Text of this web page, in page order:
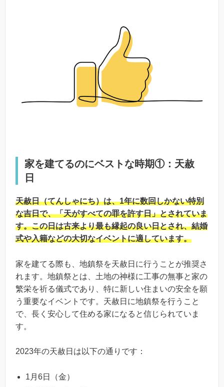
家を建てるのにベストな時期①：天赦
日
天赦日（てんしゃにち）は、1年に数回しかない特別
な吉日で、「天がすべての罪を許す日」とされていま
す。この日は古来より最も縁起の良い日とされ、結婚
式や入籍などの大切なイベントに適しています。
家を建てる際も、地鎮祭を天赦日に行うことが推奨さ
れます。地鎮祭とは、土地の神様に工事の無事と家の
繁栄を祈る儀式であり、特に新しい住まいの安全を願
う重要なイベントです。天赦日に地鎮祭を行うこと
で、長く安心して住める家になると信じられていま
す。
2023年の天赦日は以下の通りです：
1月6日（金）